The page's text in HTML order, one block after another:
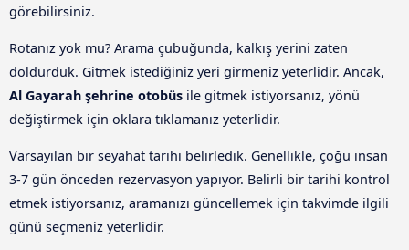
görebilirsiniz.
Rotanız yok mu? Arama çubuğunda, kalkış yerini zaten
doldurduk. Gitmek istediğiniz yeri girmeniz yeterlidir. Ancak,
Al Gayarah şehrine otobüs ile gitmek istiyorsanız, yönü
değiştirmek için oklara tıklamanız yeterlidir.
Varsayılan bir seyahat tarihi belirledik. Genellikle, çoğu insan
3-7 gün önceden rezervasyon yapıyor. Belirli bir tarihi kontrol
etmek istiyorsanız, aramanızı güncellemek için takvimde ilgili
günü seçmeniz yeterlidir.